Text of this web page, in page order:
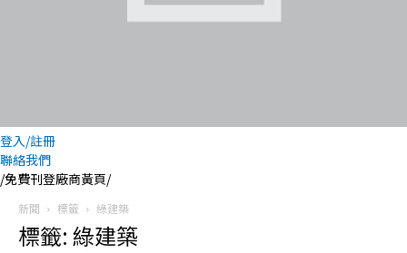
登入/註冊
聯絡我們
/免費刊登廠商黃頁/
新聞 標籤 綠建築
標籤: 綠建築